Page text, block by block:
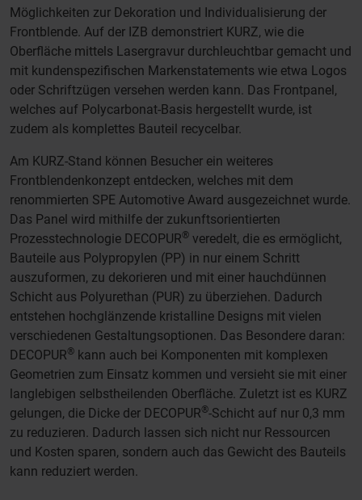
Möglichkeiten zur Dekoration und Individualisierung der
Frontblende. Auf der IZB demonstriert KURZ, wie die
Oberfläche mittels Lasergravur durchleuchtbar gemacht und
mit kundenspezifischen Markenstatements wie etwa Logos
oder Schriftzügen versehen werden kann. Das Frontpanel,
welches auf Polycarbonat-Basis hergestellt wurde, ist
zudem als komplettes Bauteil recycelbar.
Am KURZ-Stand können Besucher ein weiteres
Frontblendenkonzept entdecken, welches mit dem
renommierten SPE Automotive Award ausgezeichnet wurde.
Das Panel wird mithilfe der zukunftsorientierten
Prozesstechnologie DECOPUR® veredelt, die es ermöglicht,
Bauteile aus Polypropylen (PP) in nur einem Schritt
auszuformen, zu dekorieren und mit einer hauchdünnen
Schicht aus Polyurethan (PUR) zu überziehen. Dadurch
entstehen hochglänzende kristalline Designs mit vielen
verschiedenen Gestaltungsoptionen. Das Besondere daran:
DECOPUR® kann auch bei Komponenten mit komplexen
Geometrien zum Einsatz kommen und versieht sie mit einer
langlebigen selbstheilenden Oberfläche. Zuletzt ist es KURZ
gelungen, die Dicke der DECOPUR®-Schicht auf nur 0,3 mm
zu reduzieren. Dadurch lassen sich nicht nur Ressourcen
und Kosten sparen, sondern auch das Gewicht des Bauteils
kann reduziert werden.